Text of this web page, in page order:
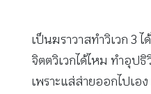
เป็นฆราวาสทำวิเวก 3 ไ
จิตตวิเวกได้ไหม ทำอุปธิ
เพราะแส่ส่ายออกไปเอ